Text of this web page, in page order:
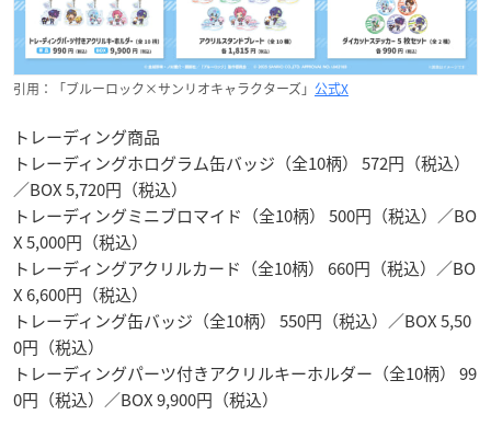
引用：「ブルーロック×サンリオキャラクターズ」 公式X
トレーディング商品
トレーディングホログラム缶バッジ（全10柄） 572円（税込）
／BOX 5,720円（税込）
トレーディングミニブロマイド（全10柄） 500円（税込）／BO
X 5,000円（税込）
トレーディングアクリルカード（全10柄） 660円（税込）／BO
X 6,600円（税込）
トレーディング缶バッジ（全10柄） 550円（税込）／BOX 5,50
0円（税込）
トレーディングパーツ付きアクリルキーホルダー（全10柄） 99
0円（税込）／BOX 9,900円（税込）